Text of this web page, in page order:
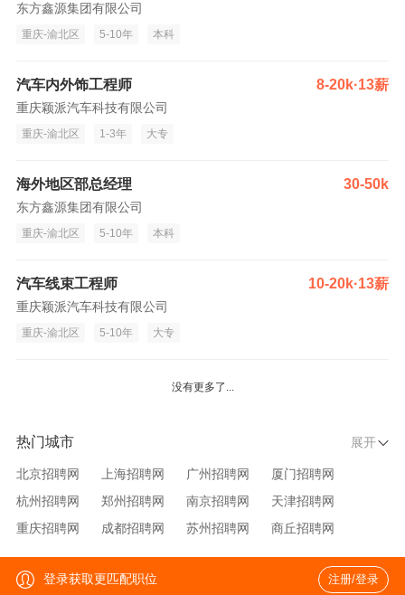
东方鑫源集团有限公司
重庆-渝北区 5-10年 本科
汽车内外饰工程师 8-20k·13薪
重庆颖派汽车科技有限公司
重庆-渝北区 1-3年 大专
海外地区部总经理 30-50k
东方鑫源集团有限公司
重庆-渝北区 5-10年 本科
汽车线束工程师 10-20k·13薪
重庆颖派汽车科技有限公司
重庆-渝北区 5-10年 大专
没有更多了...
热门城市 展开
北京招聘网 上海招聘网 广州招聘网
厦门招聘网
杭州招聘网
郑州招聘网 南京招聘网
天津招聘网
重庆招聘网
成都招聘网 苏州招聘网
商丘招聘网
大连招聘网
济南招聘网 宁波招聘网
无锡招聘网
青岛招聘网
沈阳招聘网 西安招聘网
登录获取更匹配职位 注册/登录